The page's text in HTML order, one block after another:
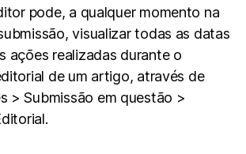
pode, a qualquer momento na
visualizar todas as datas
ações realizadas durante o
de um artigo, através de
> Submissão em questão >